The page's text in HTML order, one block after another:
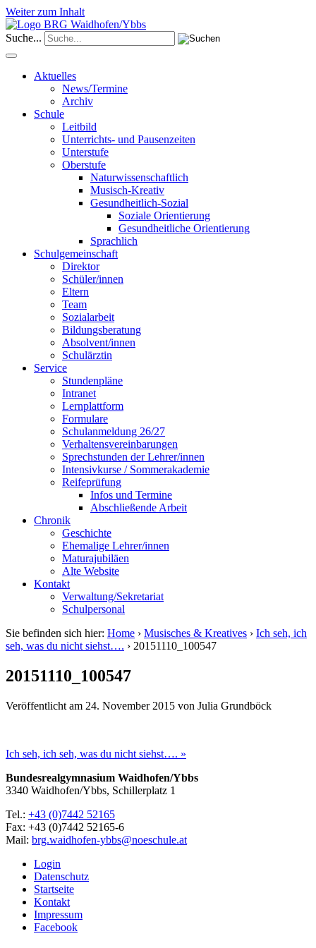
Weiter zum Inhalt
Suche...
Aktuelles
News/Termine
Archiv
Schule
Leitbild
Unterrichts- und Pausenzeiten
Unterstufe
Oberstufe
Naturwissenschaftlich
Musisch-Kreativ
Gesundheitlich-Sozial
Soziale Orientierung
Gesundheitliche Orientierung
Sprachlich
Schulgemeinschaft
Direktor
Schüler/innen
Eltern
Team
Sozialarbeit
Bildungsberatung
Absolvent/innen
Schulärztin
Service
Stundenpläne
Intranet
Lernplattform
Formulare
Schulanmeldung 26/27
Verhaltensvereinbarungen
Sprechstunden der Lehrer/innen
Intensivkurse / Sommerakademie
Reifeprüfung
Infos und Termine
Abschließende Arbeit
Chronik
Geschichte
Ehemalige Lehrer/innen
Maturajubiläen
Alte Website
Kontakt
Verwaltung/Sekretariat
Schulpersonal
Sie befinden sich hier: Home › Musisches & Kreatives › Ich seh, ich
seh, was du nicht siehst…. › 20151110_100547
20151110_100547
Veröffentlicht am 24. November 2015 von Julia Grundböck
Ich seh, ich seh, was du nicht siehst…. »
Bundesrealgymnasium Waidhofen/Ybbs
3340 Waidhofen/Ybbs, Schillerplatz 1
Tel.: +43 (0)7442 52165
Fax: +43 (0)7442 52165-6
Mail: brg.waidhofen-ybbs@noeschule.at
Login
Datenschutz
Startseite
Kontakt
Impressum
Facebook